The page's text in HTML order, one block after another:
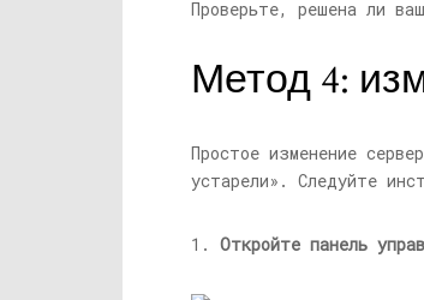
Проверьте, решена ли
Метод 4:
Простое изменение
устарели». Следуйте
1. Откройте панель